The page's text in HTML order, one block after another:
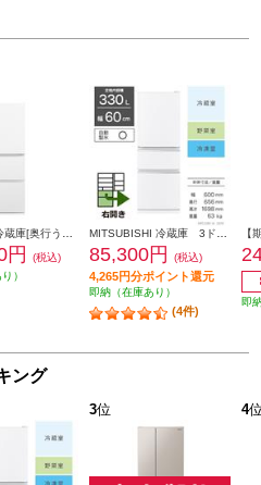
円
(税込)
）
85,300円 (税込)
4,265円分ポイント還元
即納（在庫あり）
(4件)
即
ング
3位 4